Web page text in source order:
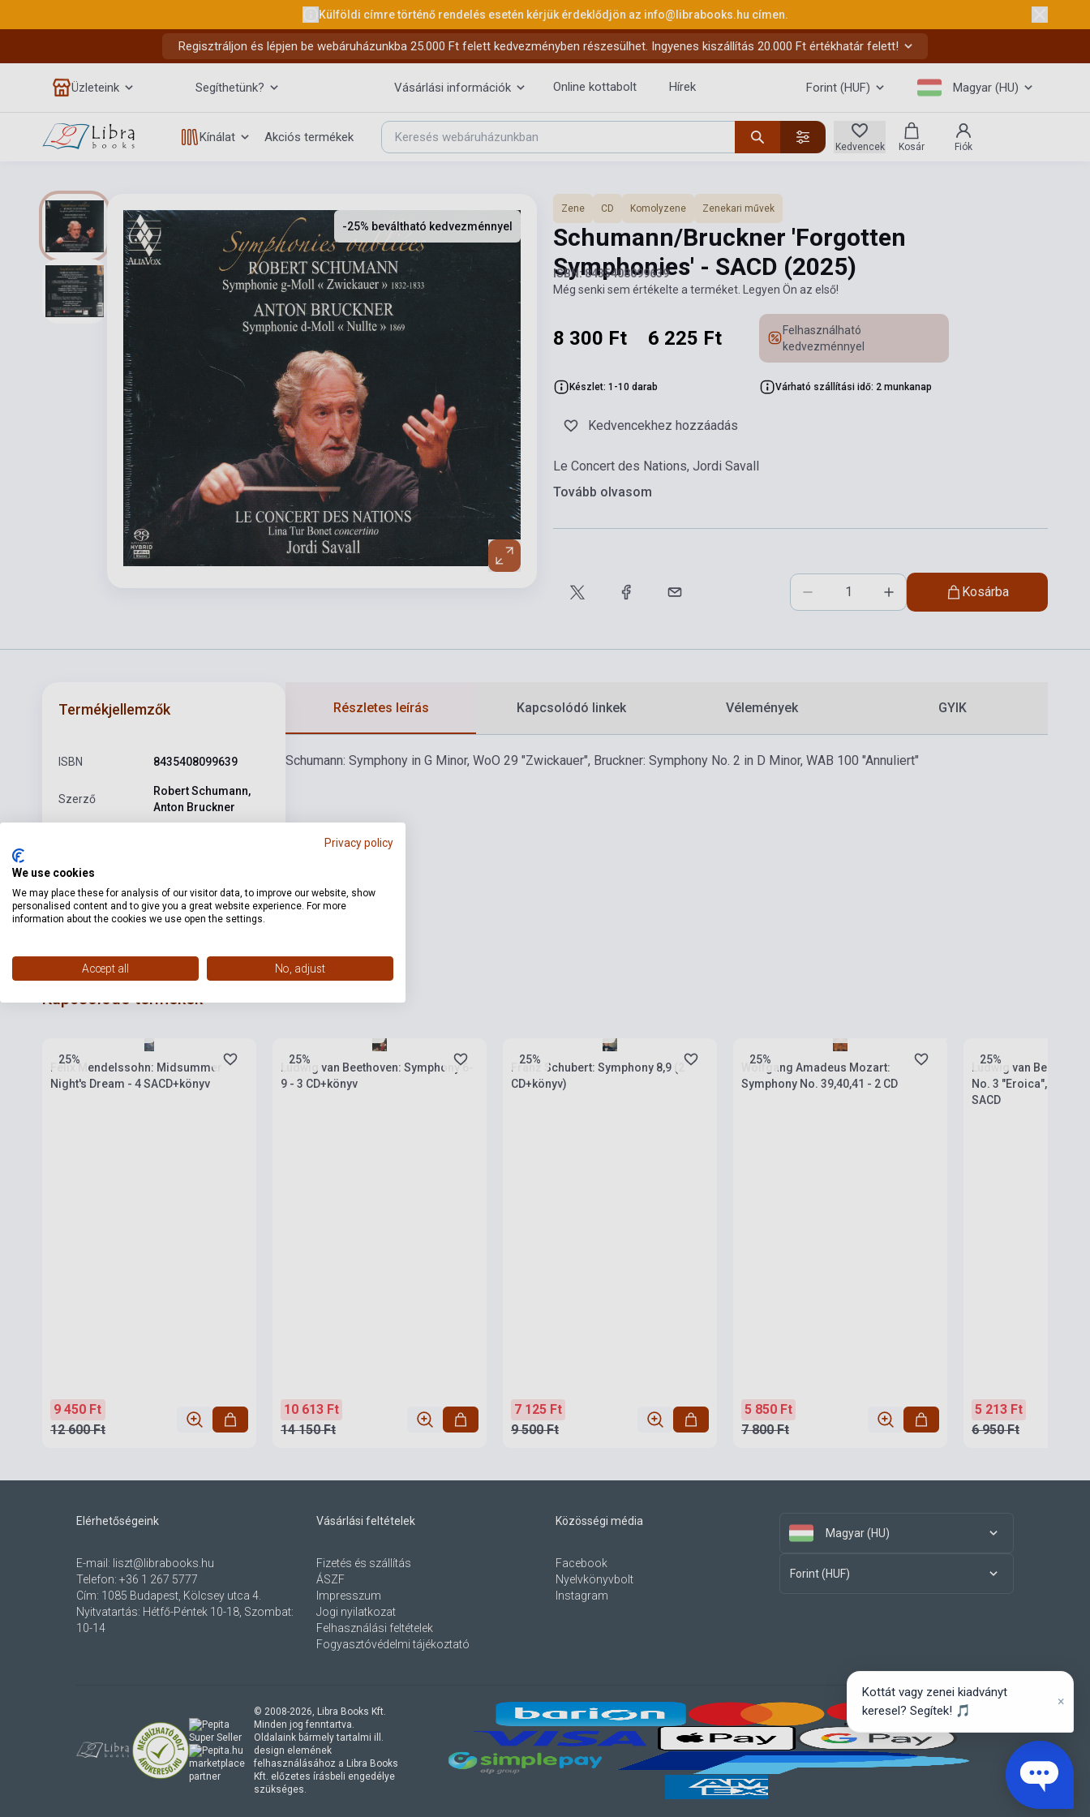
Külföldi címre történő rendelés esetén kérjük érdeklődjön az info@librabooks.hu címen.
Regisztráljon és lépjen be webáruházunkba 25.000 Ft felett kedvezményben részesülhet. Ingyenes kiszállítás 20.000 Ft értékhatár felett!
Üzleteink Segíthetünk? Vásárlási információk Online kottabolt Hírek Forint (HUF) Magyar (HU)
Kínálat Akciós termékek
Kedvencek Kosár Fiók
-25% beváltható kedvezménnyel
Zene CD Komolyzene Zenekari művek
Schumann/Bruckner 'Forgotten
Symphonies' - SACD (2025)
ISBN: 8435408099639
Még senki sem értékelte a terméket. Legyen Ön az első!
8 300 Ft 6 225 Ft
Felhasználható
kedvezménnyel
Készlet: 1-10 darab Várható szállítási idő: 2 munkanap
Kedvencekhez hozzáadás
Le Concert des Nations, Jordi Savall
Tovább olvasom
Kosárba
Termékjellemzők
ISBN 8435408099639
Szerző
Robert Schumann,
Anton Bruckner
Kiadási év
Formátum CD
Nyelv -
Részletes leírás Kapcsolódó linkek Vélemények GYIK
Schumann: Symphony in G Minor, WoO 29 "Zwickauer", Bruckner: Symphony No. 2 in D Minor, WAB 100 "Annuliert"
Kapcsolódó termékek
25%
Felix Mendelssohn: Midsummer
Night's Dream - 4 SACD+könyv
9 450 Ft
12 600 Ft
25%
Ludwig van Beethoven: Symphony 6-
9 - 3 CD+könyv
10 613 Ft
14 150 Ft
25%
Franz Schubert: Symphony 8,9 (2
CD+könyv)
7 125 Ft
9 500 Ft
25%
Wolfgang Amadeus Mozart:
Symphony No. 39,40,41 - 2 CD
5 850 Ft
7 800 Ft
25%
Ludwig van
No. 3 "Eroica",
SACD
5 213 Ft
6 950 Ft
Elérhetőségeink
E-mail: liszt@librabooks.hu
Telefon: +36 1 267 5777
Cím: 1085 Budapest, Kölcsey utca 4.
Nyitvatartás: Hétfő-Péntek 10-18, Szombat:
10-14
Vásárlási feltételek
Fizetés és szállítás
ÁSZF
Impresszum
Jogi nyilatkozat
Felhasználási feltételek
Fogyasztóvédelmi tájékoztató
Közösségi média
Facebook
Nyelvkönyvbolt
Instagram
Magyar (HU)
Forint (HUF)
© 2008-2026, Libra Books Kft.
Minden jog fenntartva.
Oldalaink bármely tartalmi ill.
design elemének
felhasználásához a Libra Books
Kft. előzetes írásbeli engedélye
szükséges.
marketplace
partner
Privacy policy
We use cookies
We may place these for analysis of our visitor data, to improve our website, show
personalised content and to give you a great website experience. For more
information about the cookies we use open the settings.
Accept all No, adjust
Kottát vagy zenei kiadványt
keresel? Segítek! 🎵
×